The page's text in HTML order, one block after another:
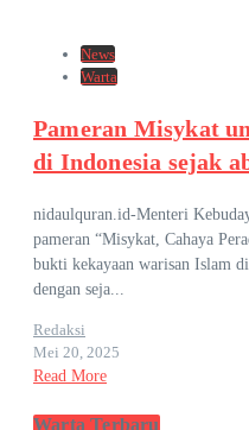
News
Warta
Pameran Misykat
di Indonesia sejak
nidaulquran.id-Menteri
pameran “Misykat, Cahaya
bukti kekayaan warisan Islam
dengan seja...
Redaksi
Mei 20, 2025
Read More
Warta Terbaru